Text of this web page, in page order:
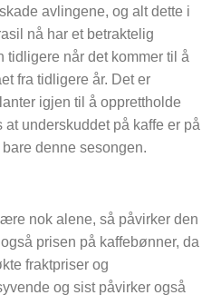
avlingene, og alt dette i
nå har et betraktelig
tidligere når det kommer til å
fra tidligere år. Det er
igjen til å opprettholde
underskuddet på kaffe er på
denne sesongen.
nok alene, så påvirker den
prisen på kaffebønner, da
fraktpriser og
og sist påvirker også